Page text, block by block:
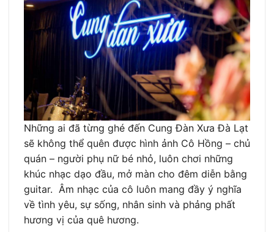
Những ai đã từng ghé đến Cung Đàn Xưa Đà Lạt
sẽ không thể quên được hình ảnh Cô Hồng – chủ
quán – người phụ nữ bé nhỏ, luôn chơi những
khúc nhạc dạo đầu, mở màn cho đêm diễn bằng
guitar. Âm nhạc của cô luôn mang đầy ý nghĩa
về tình yêu, sự sống, nhân sinh và phảng phất
hương vị của quê hương.